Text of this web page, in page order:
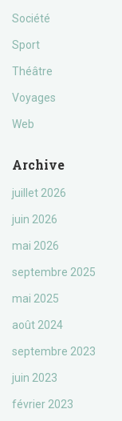
Société
Sport
Théâtre
Voyages
Web
Archive
juillet 2026
juin 2026
mai 2026
septembre 2025
mai 2025
août 2024
septembre 2023
juin 2023
février 2023